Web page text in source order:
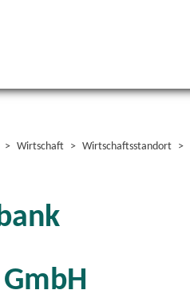
Wirtschaft Wirtschaftsstandort